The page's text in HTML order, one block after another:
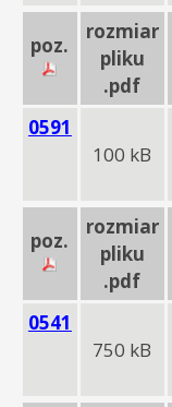
poz.
rozmiar
pliku
.pdf
0591
100 kB
poz.
rozmiar
pliku
.pdf
0541
750 kB